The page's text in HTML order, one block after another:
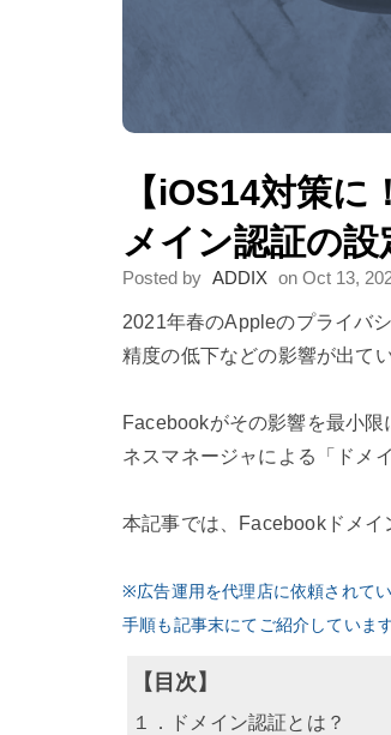
【iOS14対策
メイン認証の設
Posted by ADDIX on Oct 13,
2021年春のAppleのプライバ
精度の低下などの影響が出て
Facebookがその影響を最小
ネスマネージャによる「ドメ
本記事では、Facebookドメイ
※広告運用を代理店に依頼されて
手順も記事末にてご紹介しています
【目次】
１．ドメイン認証とは？